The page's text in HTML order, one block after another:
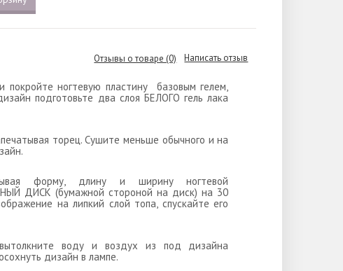
Отзывы о товаре (0) Написать отзыв
ногтевую пластину базовым гелем,
подготовьте два слоя БЕЛОГО гель лака
торец. Сушите меньше обычного и на
форму, длину и ширину ногтевой
ДИСК (бумажной стороной на диск) на 30
на липкий слой топа, спускайте его
воду и воздух из под дизайна
дизайн в лампе.